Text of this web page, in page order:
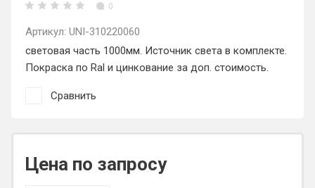
0
Артикул: UNI-310220060
световая часть 1000мм. Источник света в комплекте.
Покраска по Ral и цинкование за доп. стоимость.
Сравнить
Цена по запросу